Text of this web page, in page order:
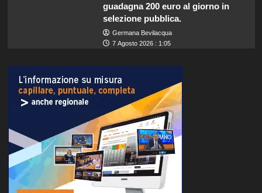
guadagna 200 euro al giorno in
selezione pubblica.
Germana Bevilacqua
7 Agosto 2026 : 1:05